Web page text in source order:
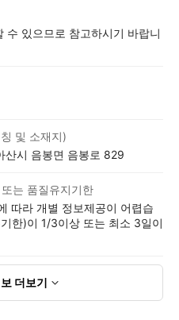
있으므로 참고하시기 바랍니
및 소재지)
산시 음봉면 음봉로 829
는 품질유지기한
따라 개별 정보제공이 어렵습
한)이 1/3이상 또는 최소 3일이
더보기